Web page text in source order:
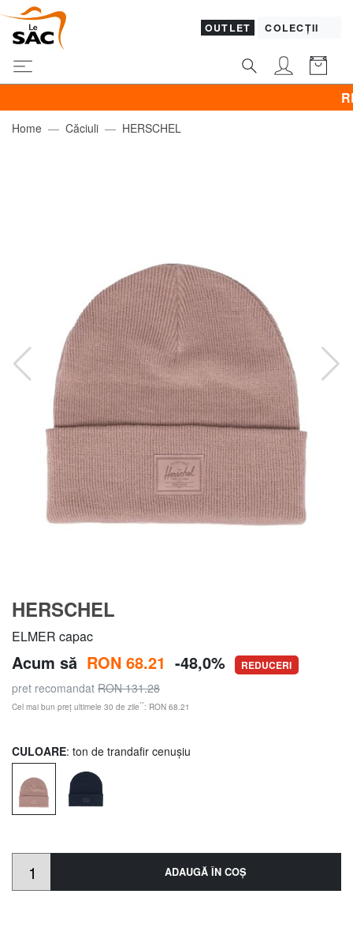
OUTLET COLECȚII
Home Căciuli HERSCHEL
HERSCHEL
ELMER capac
Acum să RON 68.21 -48,0% REDUCERI
pret recomandat RON 131.28
Cel mai bun preț ultimele 30 de zile**: RON 68.21
CULOARE: ton de trandafir cenușiu
ADAUGĂ ÎN COŞ